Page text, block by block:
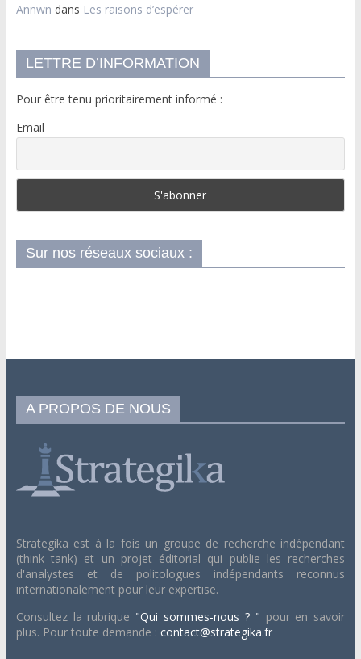
Annwn dans Les raisons d’espérer
LETTRE D’INFORMATION
Pour être tenu prioritairement informé :
Email
Sur nos réseaux sociaux :
A PROPOS DE NOUS
Strategika est à la fois un groupe de recherche indépendant
(think tank) et un projet éditorial qui publie les recherches
d'analystes et de politologues indépendants reconnus
internationalement pour leur expertise.
Consultez la rubrique "Qui sommes-nous ? " pour en savoir
plus. Pour toute demande : contact@strategika.fr